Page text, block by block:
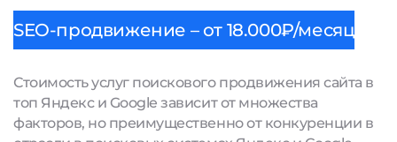
SEO-продвижение – от 18.000₽/месяц
Стоимость услуг поискового продвижения сайта в
топ Яндекс и Google зависит от множества
факторов, но преимущественно от конкуренции в